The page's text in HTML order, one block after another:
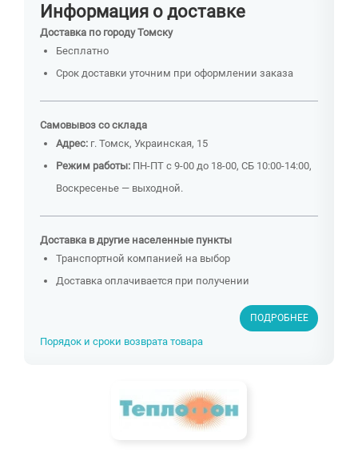
Информация о доставке
Доставка по городу Томску
Бесплатно
Срок доставки уточним при оформлении заказа
Самовывоз со склада
Адрес: г. Томск, Украинская, 15
Режим работы: ПН-ПТ с 9-00 до 18-00, СБ 10:00-14:00,
Воскресенье — выходной.
Доставка в другие населенные пункты
Транспортной компанией на выбор
Доставка оплачивается при получении
ПОДРОБНЕЕ
Порядок и сроки возврата товара